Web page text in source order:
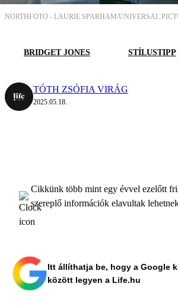
NORTHFOTO - LAURIE SPARHAM/UNIVERSAL
BRIDGET JONES STÍLUSTIPP
TÓTH ZSÓFIA VIRÁG
2025.05.18.
Cikkünk több mint egy évvel ezelőtt
szereplő információk elavultak
Itt állíthatja be, hogy a Google
között legyen a Life.hu